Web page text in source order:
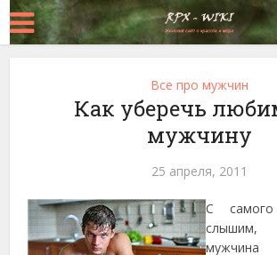
Все про мужчин
Как уберечь
мужчину
25 апреля, 2011
С
слышим,